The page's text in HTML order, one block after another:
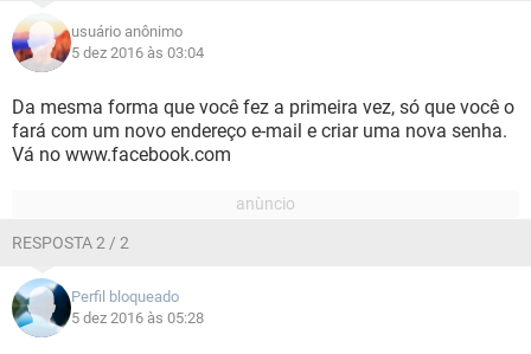
usuário anônimo
5 dez 2016 às 03:04
Da mesma forma que você fez a primeira vez, só que você o
fará com um novo endereço e-mail e criar uma nova senha.
Vá no www.facebook.com
RESPOSTA 2 / 2
Perfil bloqueado
5 dez 2016 às 05:28